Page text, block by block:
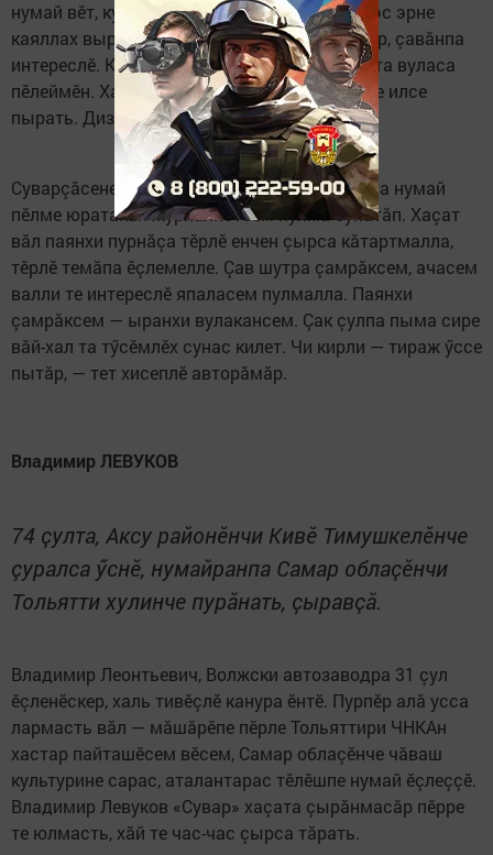
нумай вӗт, ку вăрттăнлăх мар. Вӗсене вара эс эрне
каяллах вырăсла вуланă. «Сувар» ун пек мар, çавăнпа
интереслӗ. Кунти материалсене урăх ниçта та вуласа
пӗлеймӗн. Хаçат паянхи пурнăçăн летопиçне илсе
пырать. Дизайнӗ те аван.
Суварçăсене малашне те çакăн пек хастар та нумай
пӗлме юратакан журналистсем пулма сунатăп. Хаçат
вăл паянхи пурнăçа тӗрлӗ енчен çырса кăтартмалла,
тӗрлӗ темăпа ӗçлемелле. Çав шутра çамрăксем, ачасем
валли те интереслӗ япаласем пулмалла. Паянхи
çамрăксем — ыранхи вулакансем. Çак çулпа пыма сире
вăй-хал та тӳсӗмлӗх сунас килет. Чи кирли — тираж ӳссе
пытăр, — тет хисеплӗ авторăмăр.
Владимир ЛЕВУКОВ
74 çулта, Аксу районӗнчи Кивӗ Тимушкелӗнче
çуралса ӳснӗ, нумайранпа Самар облаçӗнчи
Тольятти хулинче пурăнать, çыравçă.
Владимир Леонтьевич, Волжски автозаводра 31 çул
ӗçленӗскер, халь тивӗçлӗ канура ӗнтӗ. Пурпӗр алă усса
лармасть вăл — мăшăрӗпе пӗрле Тольяттири ЧНКАн
хастар пайташӗсем вӗсем, Самар облаçӗнче чăваш
культурине сарас, аталантарас тӗлӗшпе нумай ӗçлеççӗ.
Владимир Левуков «Сувар» хаçата çырăнмасăр пӗрре
те юлмасть, хăй те час-час çырса тăрать.